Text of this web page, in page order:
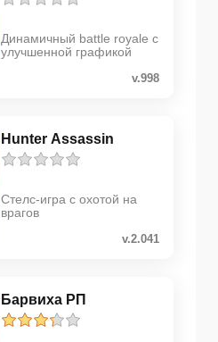
Динамичный battle royale с
улучшенной графикой
v.998
Hunter Assassin
Стелс-игра с охотой на
врагов
v.2.041
Барвиха РП